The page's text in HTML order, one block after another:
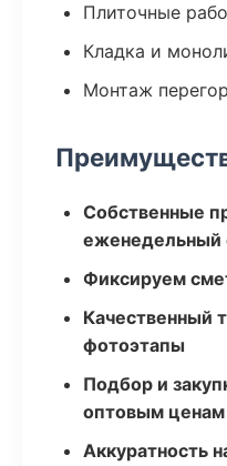
Плиточные
Кладка и
Монтаж
Собственные
еженедельный
Фиксируем
Качественный
фотоэтапы
Подбор и
оптовым ценам
Аккуратность